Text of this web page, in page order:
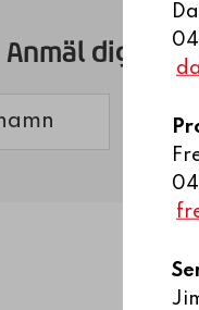
Anmäl dig till